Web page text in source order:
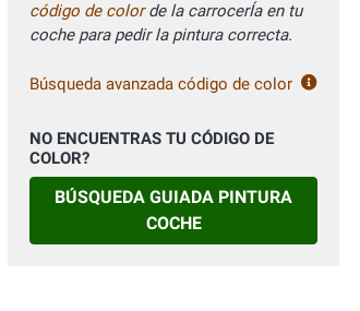
código de colorde la carrocerÍa en tu
coche para pedir la pintura correcta.
Búsqueda avanzada código de color
NO ENCUENTRAS TU CÓDIGO DE
COLOR?
BÚSQUEDA GUIADA PINTURA
COCHE